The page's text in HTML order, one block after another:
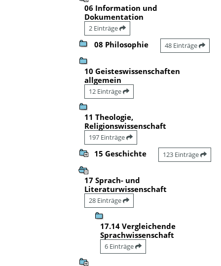
06 Information und
Dokumentation
2 Einträge
08 Philosophie 48 Einträge
10 Geisteswissenschaften
allgemein
12 Einträge
11 Theologie,
Religionswissenschaft
197 Einträge
15 Geschichte 123 Einträge
17 Sprach- und
Literaturwissenschaft
28 Einträge
17.14 Vergleichende
Sprachwissenschaft
6 Einträge